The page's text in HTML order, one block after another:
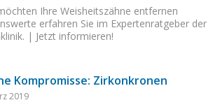
Ihre Weisheitszähne entfernen
erfahren Sie im Expertenratgeber der
| Jetzt informieren!
Kompromisse: Zirkonkronen
2019